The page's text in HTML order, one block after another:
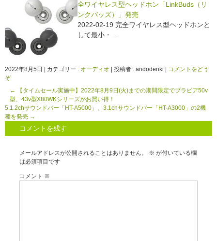
全ワイヤレス型ヘッドホン「LinkBuds（リ
ンクバッズ）」発売
2022-02-19 完全ワイヤレス型ヘッドホンと
して最小・…
2022年8月5日 カテゴリー : オーディオ 投稿者 : andodenki
コメントをどう
ぞ
←
【タイムセール実施中】2022年8月9日(火)までの期間限定でブラビア50v
型、43v型X80WKシリーズがお買い得！
5.1.2chサウンドバー「HT-A5000」、3.1chサウンドバー「HT-A3000」の2機
種を発売 →
コメントを残す
メールアドレスが公開されることはありません。 ※ が付いている欄
は必須項目です
コメント ※